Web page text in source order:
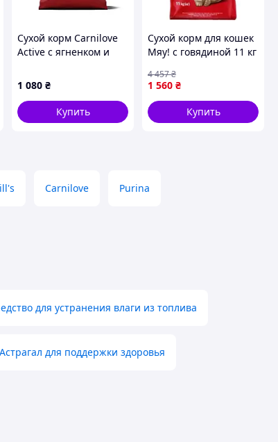
Сухой корм Carnilove
Active с ягненком и
стерилизованных
кошек 2 кг
1 080 ₴
Купить
Сухой корм для кошек
Мяу! с говядиной 11 кг
(Мрія)
1 560 ₴
4 457₴
Купить
Carnilove Purina
для устранения влаги из топлива
Астрагал для поддержки здоровья